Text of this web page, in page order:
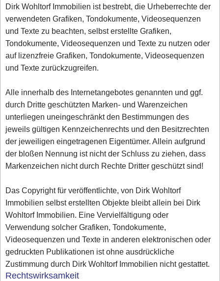
Dirk Wohltorf Immobilien ist bestrebt, die Urheberrechte der
verwendeten Grafiken, Tondokumente, Videosequenzen
und Texte zu beachten, selbst erstellte Grafiken,
Tondokumente, Videosequenzen und Texte zu nutzen oder
auf lizenzfreie Grafiken, Tondokumente, Videosequenzen
und Texte zurückzugreifen.
Alle innerhalb des Internetangebotes genannten und ggf.
durch Dritte geschützten Marken- und Warenzeichen
unterliegen uneingeschränkt den Bestimmungen des
jeweils gültigen Kennzeichenrechts und den Besitzrechten
der jeweiligen eingetragenen Eigentümer. Allein aufgrund
der bloßen Nennung ist nicht der Schluss zu ziehen, dass
Markenzeichen nicht durch Rechte Dritter geschützt sind!
Das Copyright für veröffentlichte, von Dirk Wohltorf
Immobilien selbst erstellten Objekte bleibt allein bei Dirk
Wohltorf Immobilien. Eine Vervielfältigung oder
Verwendung solcher Grafiken, Tondokumente,
Videosequenzen und Texte in anderen elektronischen oder
gedruckten Publikationen ist ohne ausdrückliche
Zustimmung durch Dirk Wohltorf Immobilien nicht gestattet.
Rechtswirksamkeit